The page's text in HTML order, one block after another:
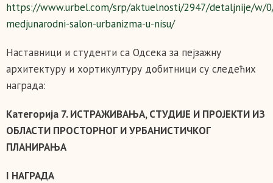
https://www.urbel.com/srp/aktuelnosti/2947/detaljnije/w/
medjunarodni-salon-urbanizma-u-nisu/
Наставници и студенти са Одсека за пејзажну
архитектуру и хортикултуру добитници су следећих
награда:
Категорија 7. ИСТРАЖИВАЊА, СТУДИЈЕ И ПРОЈЕКТИ ИЗ
ОБЛАСТИ ПРОСТОРНОГ И УРБАНИСТИЧКОГ
ПЛАНИРАЊА
I НАГРАДА